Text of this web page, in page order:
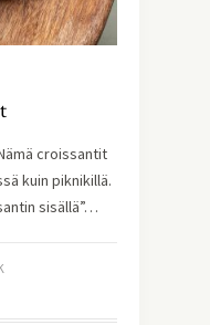
croissantit
kuin piknikillä.
sisällä”…